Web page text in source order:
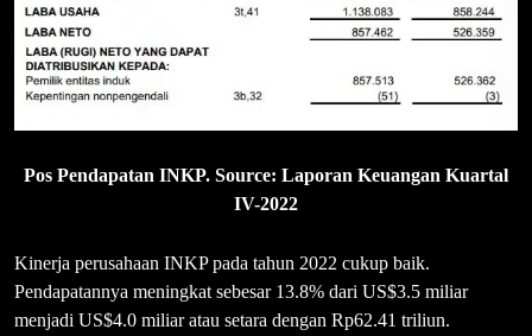
Pos Pendapatan INKP. Source: Laporan Keuangan Kuartal
IV-2022
Kinerja perusahaan INKP pada tahun 2022 cukup baik.
Pendapatannya meningkat sebesar 13.8% dari US$3.5 miliar
menjadi US$4.0 miliar atau setara dengan Rp62.41 triliun.